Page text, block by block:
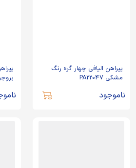
پیراهن الیافی چهار گره رنگ
مشکی PA22047
ناموجود